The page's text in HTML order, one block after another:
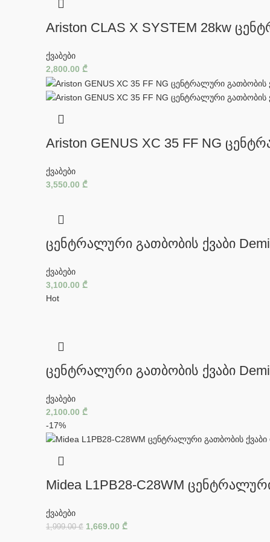
Ariston CLAS X SYSTEM 28kw
ქვაბები
2,800.00 ₾
Ariston GENUS XC 35 FF NG
ქვაბები
3,550.00 ₾
ცენტრალური გათბობის ქვაბი
ქვაბები
3,100.00 ₾
Hot
ცენტრალური გათბობის ქვაბი
ქვაბები
2,100.00 ₾
-17%
Midea L1PB28-C28WM
ქვაბები
1,999.00₾ 1,669.00 ₾